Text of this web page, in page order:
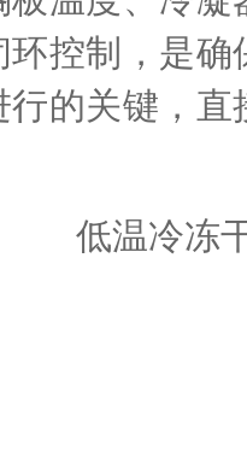
环控制，是
的关键，